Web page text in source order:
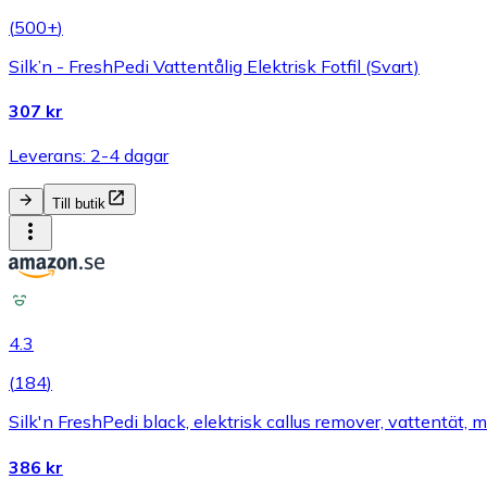
(500+)
Silk’n - FreshPedi Vattentålig Elektrisk Fotfil (Svart)
307 kr
Leverans: 2-4 dagar
Till butik
4.3
(184)
Silk'n FreshPedi black, elektrisk callus remover, vattentät,
386 kr